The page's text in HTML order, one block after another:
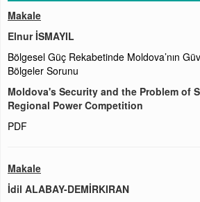
Makale
Elnur İSMAYIL
Bölgesel Güç Rekabetinde Moldova’nın
Bölgeler Sorunu
Moldova's Security and the Problem of
Regional Power Competition
PDF
Makale
İdil ALABAY-DEMİRKIRAN